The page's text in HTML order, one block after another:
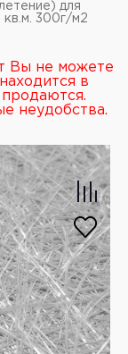
для
кв.м. 300г/м2
Вы не можете
в
неудобства.